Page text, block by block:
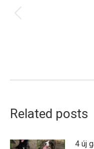
navigation
Related posts
4 új